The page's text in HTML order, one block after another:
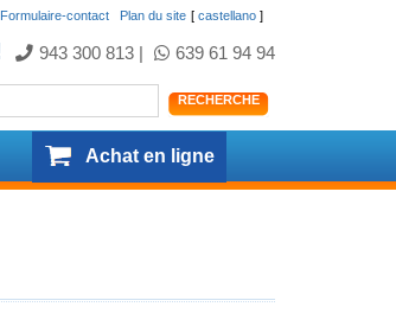
[ castellano ]
Formulaire-contact Plan du site
943 300 813 639 61 94 94
Achat en ligne